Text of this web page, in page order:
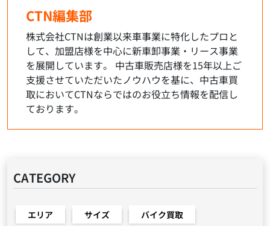
CTN編集部
株式会社CTNは創業以来車事業に特化したプロと
して、加盟店様を中心に新車卸事業・リース事業
を展開しています。 中古車販売店様を15年以上ご
支援させていただいたノウハウを基に、中古車買
取においてCTNならではのお役立ち情報を配信し
ております。
CATEGORY
エリア サイズ バイク買取